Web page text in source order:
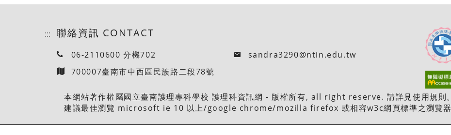
::: 聯絡資訊 CONTACT
06-2110600 分機702
sandra3290@ntin.edu.tw
700007臺南市中西區民族路二段78號
本網站著作權屬國立臺南護理專科學校 護理科資訊網 - 版權所有, all right reserve. 請詳見使用規則。
建議最佳瀏覽 microsoft ie 10 以上/google chrome/mozilla firefox 或相容w3c網頁標準之瀏覽器